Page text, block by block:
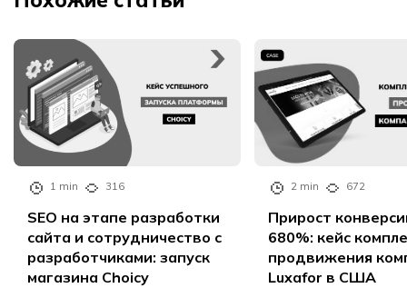
1 min 316
SEO на этапе разработки
сайта и сотрудничество с
разработчиками: запуск
магазина Choicy
2 min 672
Прирост
680%: кейс
продвижения
Luxafor в США